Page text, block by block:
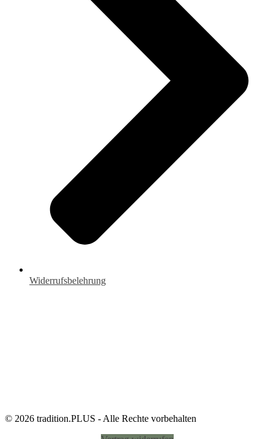
Widerrufsbelehrung
© 2026 tradition.PLUS - Alle Rechte vorbehalten